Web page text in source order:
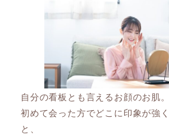
自分の看板とも言えるお顔のお肌。
初めて会った方でどこに印象が強
と、